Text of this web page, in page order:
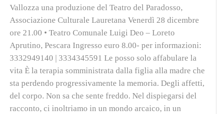
Vallozza una produzione del Teatro del Paradosso,
Associazione Culturale Lauretana Venerdì 28 dicembre
ore 21.00 • Teatro Comunale Luigi Deo – Loreto
Aprutino, Pescara Ingresso euro 8.00- per informazioni:
3332949140 | 3334345591 Le posso solo affabulare la
vita È la terapia somministrata dalla figlia alla madre che
sta perdendo progressivamente la memoria. Degli affetti,
del corpo. Non sa che sente freddo. Nel dispiegarsi del
racconto, ci inoltriamo in un mondo arcaico, in un